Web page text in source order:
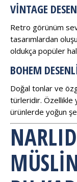
VINTAGE
Retro görünüm
tasarımlardan
oldukça popüler
BOHEM
Doğal tonlar ve
türleridir. Özellikle
ürünlerde yoğun